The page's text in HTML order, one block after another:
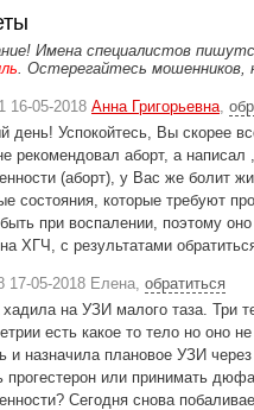
Имена специалистов
. Остерегайтесь мошенников,
16-05-2018 Анна Григорьевна,
день! Успокойтесь, Вы скорее
рекомендовал аборт, а
(аборт), у Вас же болит
состояния, которые требуют
при воспалении, поэтому
ХГЧ, с результатами
17-05-2018 Елена, обратиться
хадила на УЗИ малого таза. Три
есть какое то тело но оно
и назначила плановое УЗИ
прогестерон или принимать
Сегодня снова